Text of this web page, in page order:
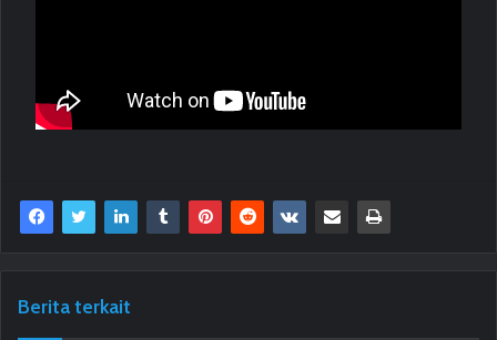
Berita terkait